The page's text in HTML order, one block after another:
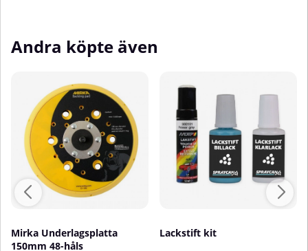
Andra köpte även
Mirka Underlagsplatta
150mm 48-håls
Lackstift kit